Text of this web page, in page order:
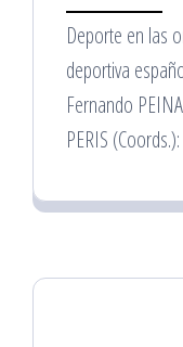
Deporte en las
deportiva
Fernando
PERIS